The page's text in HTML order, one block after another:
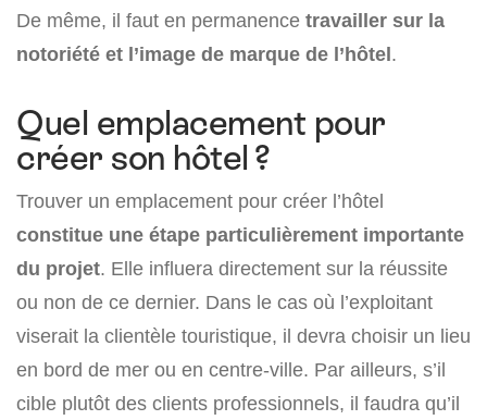
De même, il faut en permanence travailler sur la
notoriété et l’image de marque de l’hôtel.
Quel emplacement pour
créer son hôtel ?
Trouver un emplacement pour créer l’hôtel
constitue une étape particulièrement importante
du projet. Elle influera directement sur la réussite
ou non de ce dernier. Dans le cas où l’exploitant
viserait la clientèle touristique, il devra choisir un lieu
en bord de mer ou en centre-ville. Par ailleurs, s’il
cible plutôt des clients professionnels, il faudra qu’il